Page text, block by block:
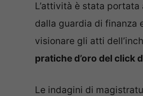
L’attività è stata
dalla guardia di finanza
visionare gli atti
pratiche d’oro del click
Le indagini di